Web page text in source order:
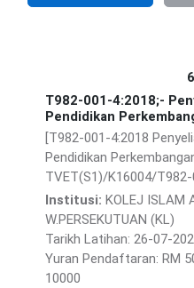
T982-001-4:2018;-
Pendidikan
[T982-001-4:2018
Pendidikan
TVET(S1)/K16004/
Institusi: KOLEJ ISLAM
W.PERSEKUTUAN (KL)
Tarikh Latihan: 26-07-
Yuran Pendaftaran: RM
10000